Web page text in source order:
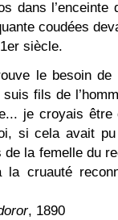
dans
coudées
siècle.
le besoin
fils de
je croyais
si cela avait
de la femelle du
la cruauté
, 1890